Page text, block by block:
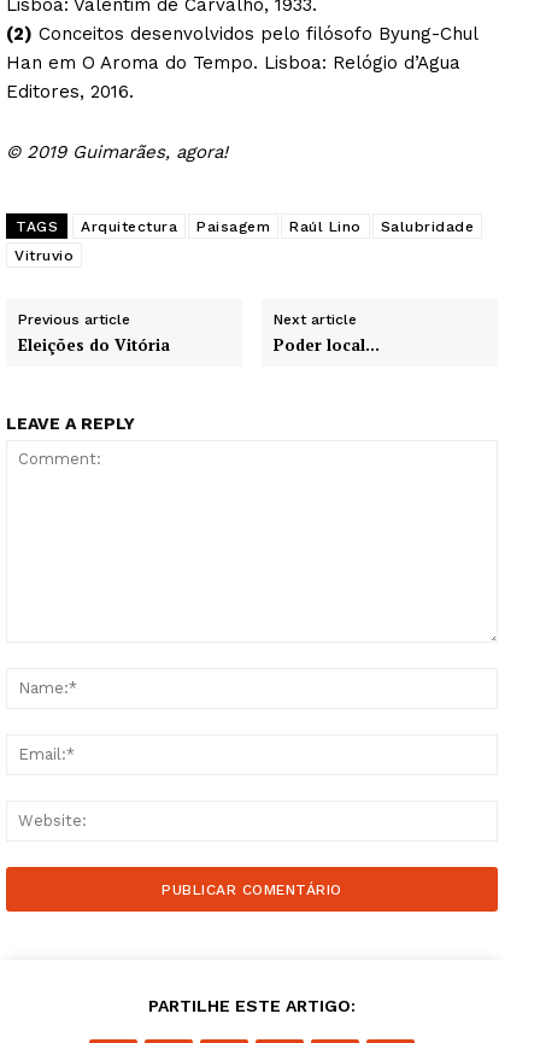
Guimarães, agora!
Lisboa: Valentim de Carvalho, 1933.
(2) Conceitos desenvolvidos pelo filósofo Byung-Chul
Han em O Aroma do Tempo. Lisboa: Relógio d’Agua
Editores, 2016.
© 2019 Guimarães, agora!
TAGS Arquitectura Paisagem Raúl Lino
Salubridade
Vitruvio
Previous article
Eleições do Vitória
Next article
Poder local…
LEAVE A REPLY
PARTILHE ESTE ARTIGO: